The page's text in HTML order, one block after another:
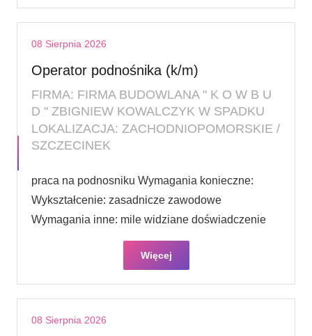
08 Sierpnia 2026
Operator podnośnika (k/m)
FIRMA: FIRMA BUDOWLANA " K O W B U
D " ZBIGNIEW KOWALCZYK W SPADKU
LOKALIZACJA: ZACHODNIOPOMORSKIE /
SZCZECINEK
praca na podnosniku Wymagania konieczne:
Wykształcenie: zasadnicze zawodowe
Wymagania inne: mile widziane doświadczenie
Więcej
08 Sierpnia 2026